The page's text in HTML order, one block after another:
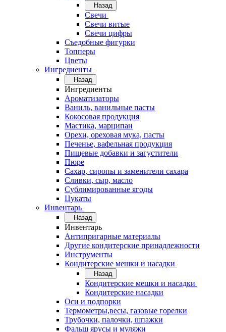
Назад
Свечи
Свечи витые
Свечи цифры
Съедобные фигурки
Топперы
Цветы
Ингредиенты
Назад
Ингредиенты
Ароматизаторы
Ваниль, ванильные пасты
Кокосовая продукция
Мастика, марципан
Орехи, ореховая мука, пасты
Печенье, вафельная продукция
Пищевые добавки и загустители
Пюре
Сахар, сиропы и заменители сахара
Сливки, сыр, масло
Сублимированные ягоды
Цукаты
Инвентарь
Назад
Инвентарь
Антипригарные материалы
Другие кондитерские принадлежности
Инструменты
Кондитерские мешки и насадки
Назад
Кондитерские мешки и насадки
Кондитерские насадки
Оси и подпорки
Термометры,весы, газовые горелки
Трубочки, палочки, шпажки
Фальш ярусы и муляжи